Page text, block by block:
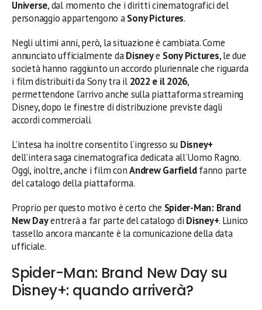
Universe, dal momento che i diritti cinematografici del
personaggio appartengono aSony Pictures.
Negli ultimi anni, però, la situazione è cambiata. Come
annunciato ufficialmente daDisneye Sony Pictures, le due
società hanno raggiunto un accordo pluriennale che riguarda
i film distribuiti da Sony tra il 2022 e il 2026,
permettendone l’arrivo anche sulla piattaforma streaming
Disney, dopo le finestre di distribuzione previste dagli
accordi commerciali.
L’intesa ha inoltre consentito l’ingresso su Disney+
dell’intera saga cinematografica dedicata all’Uomo Ragno.
Oggi, inoltre, anche i film conAndrew Garfieldfanno parte
del catalogo della piattaforma.
Proprio per questo motivo è certo che Spider-Man: Brand
New Dayentrerà a far parte del catalogo di Disney+. L’unico
tassello ancora mancante è la comunicazione della data
ufficiale.
Spider-Man: Brand New Day su
Disney+: quando arriverà?